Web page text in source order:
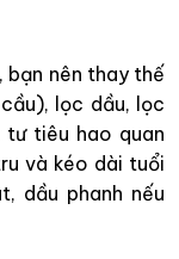
, bạn nên thay thế
lọc dầu, lọc
tiêu hao quan
và kéo dài tuổi
dầu phanh nếu